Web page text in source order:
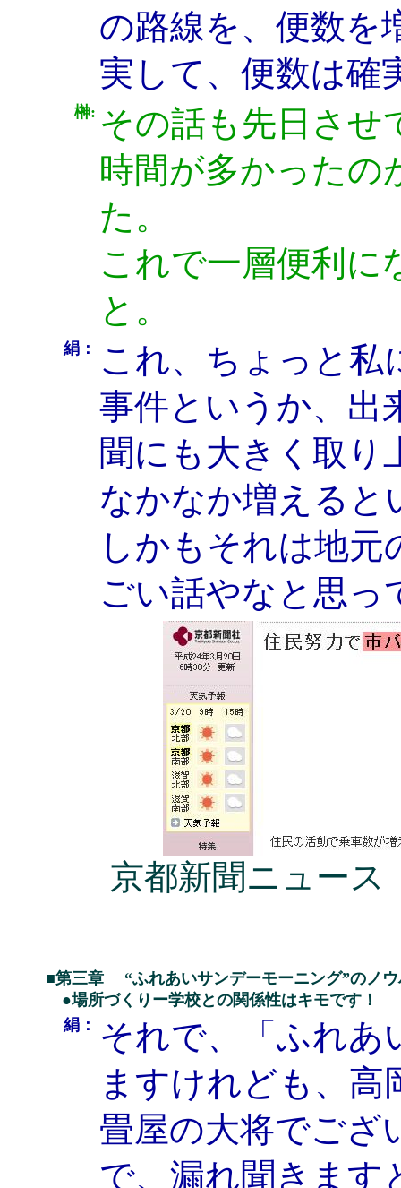
の路線を、便数を
実して、便数は確
榊: その話も先日させ
時間が多かったの
た。
これで一層便利に
と。
絹：
これ、ちょっと
事件というか、出
聞にも大きく取り
なかなか増えると
しかもそれは地
ごい話やなと思っ
京都新聞ニュース
■第三章 “ふれあいサンデーモーニング”のノウ
●場所づくりー学校との関係性はキモです！
絹：
それで、「ふれあ
ますけれども、高
畳屋の大将でござ
で、漏れ聞きます